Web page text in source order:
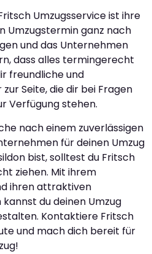
Umzugsservice ist ihre
Umzugstermin ganz nach
und das Unternehmen
dass alles termingerecht
freundliche und
Seite, die dir bei Fragen
Verfügung stehen.
nach einem zuverlässigen
für deinen Umzug
bist, solltest du Fritsch
ziehen. Mit ihrem
ihren attraktiven
du deinen Umzug
Kontaktiere Fritsch
und mach dich bereit für